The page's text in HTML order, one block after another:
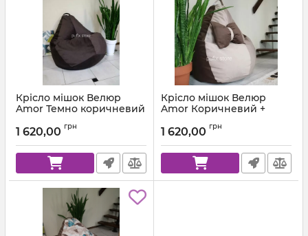
Крісло мішок Велюр
Amor Темно коричневий
1 620,00 грн
Крісло мішок Велюр
Amor Коричневий +
Артикул: km-amor-24-22-l
1 620,00 грн